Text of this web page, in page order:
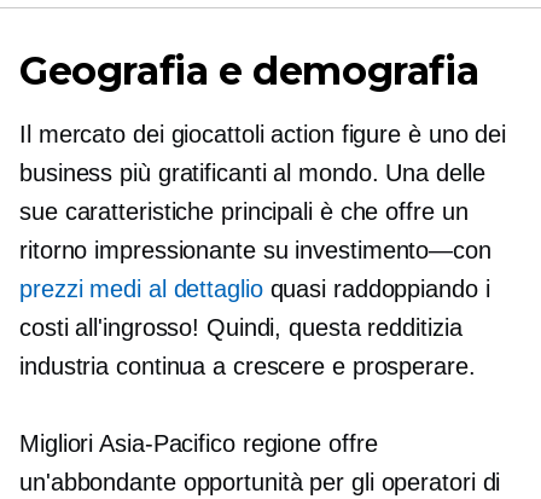
Geografia e demografia
Il mercato dei giocattoli action figure è uno dei
business più gratificanti al mondo. Una delle
sue caratteristiche principali è che offre un
ritorno impressionante su investimento—con
prezzi medi al dettaglioquasi raddoppiando i
costi all'ingrosso! Quindi, questa redditizia
industria continua a crescere e prosperare.
MiglioriAsia-Pacificoregione offre
un'abbondante opportunità per gli operatori di